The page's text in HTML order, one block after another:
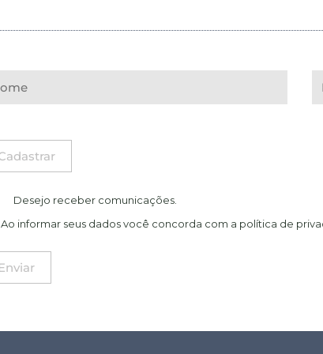
Desejo receber comunicações.
Ao informar seus dados você concorda com a política de